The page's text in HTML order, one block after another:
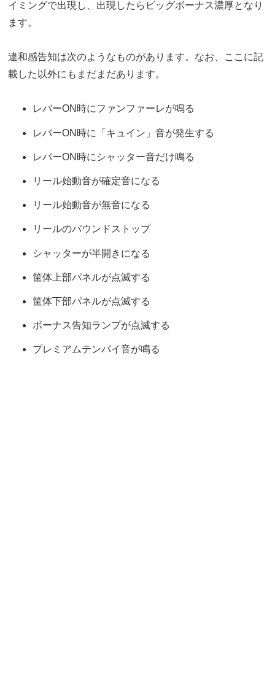
イミングで出現し、出現したらビッグボーナス濃厚となり
ます。
違和感告知は次のようなものがあります。なお、ここに記
載した以外にもまだまだあります。
レバーON時にファンファーレが鳴る
レバーON時に「キュイン」音が発生する
レバーON時にシャッター音だけ鳴る
リール始動音が確定音になる
リール始動音が無音になる
リールのバウンドストップ
シャッターが半開きになる
筐体上部パネルが点滅する
筐体下部パネルが点滅する
ボーナス告知ランプが点滅する
プレミアムテンパイ音が鳴る